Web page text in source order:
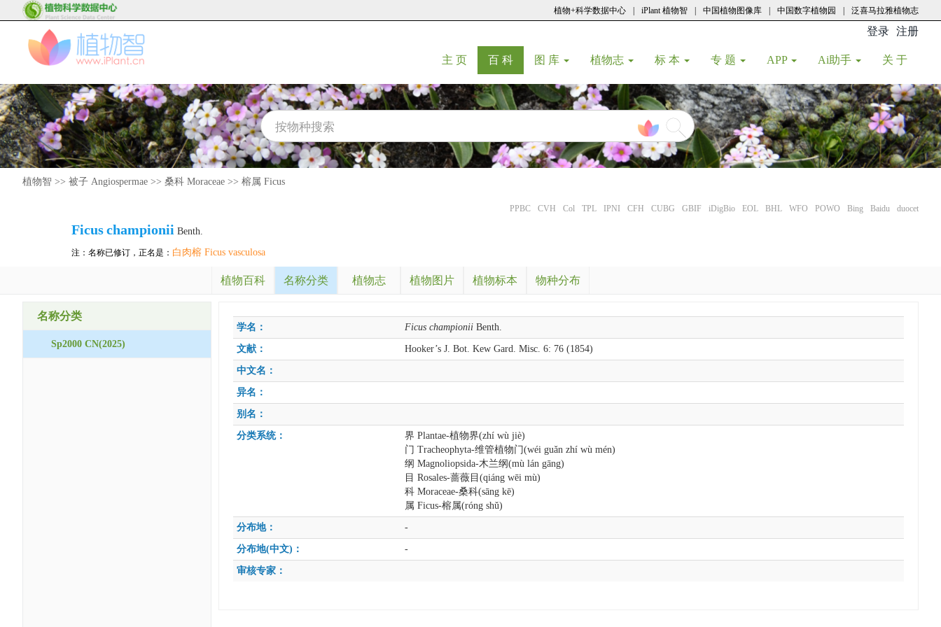
植物+科学数据中心 iPlant 植物智 中国植物图像库 中国数字植物园 泛喜马拉雅植物志
登录 注册
主 页(current)
百 科(current)
图 库 植物志 标 本 专 题 APP Ai助手 关 于
植物智 >> 被子 Angiospermae >> 桑科 Moraceae >> 榕属 Ficus
PPBC CVH Col TPL IPNI CFH CUBG GBIF iDigBio EOL BHL WFO POWO Bing Baidu duocet
Ficuschampionii Benth.
注：名称已修订，正名是： 白肉榕 Ficus vasculosa
植物百科 名称分类 植物志 植物图片 植物标本 物种分布
名称分类
Sp2000 CN(2025)
学名： Ficus championii Benth.
文献： Hooker’s J. Bot. Kew Gard. Misc. 6: 76 (1854)
中文名：
异名：
别名：
分类系统：
界 Plantae-植物界(zhí wù jiè)
门 Tracheophyta-维管植物门(wéi guǎn zhí wù mén)
纲 Magnoliopsida-木兰纲(mù lán gāng)
目 Rosales-蔷薇目(qiáng wēi mù)
科 Moraceae-桑科(sāng kē)
属 Ficus-榕属(róng shǔ)
分布地： -
分布地(中文)： -
审核专家：